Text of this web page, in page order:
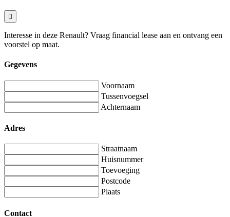
Interesse in deze Renault? Vraag financial lease aan en ontvang een
voorstel op maat.
Gegevens
Voornaam
Tussenvoegsel
Achternaam
Adres
Straatnaam
Huisnummer
Toevoeging
Postcode
Plaats
Contact